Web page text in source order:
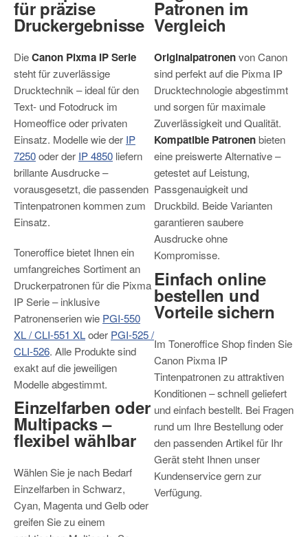
für präzise
Druckergebnisse
DieCanon Pixma IP Serie
steht für zuverlässige
Drucktechnik – ideal für den
Text- und Fotodruck im
Homeoffice oder privaten
Einsatz. Modelle wie der IP
7250oder der IP 4850 liefern
brillante Ausdrucke –
vorausgesetzt, die passenden
Tintenpatronen kommen zum
Einsatz.
Toneroffice bietet Ihnen ein
umfangreiches Sortiment an
Druckerpatronen für die Pixma
IP Serie – inklusive
Patronenserien wie PGI-550
XL / CLI-551 XLoder PGI-525 /
CLI-526. Alle Produkte sind
exakt auf die jeweiligen
Modelle abgestimmt.
Einzelfarben oder
Multipacks –
flexibel wählbar
Wählen Sie je nach Bedarf
Einzelfarben in Schwarz,
Cyan, Magenta und Gelb oder
greifen Sie zu einem
Patronen im
Vergleich
Originalpatronenvon Canon
sind perfekt auf die Pixma IP
Drucktechnologie abgestimmt
und sorgen für maximale
Zuverlässigkeit und Qualität.
Kompatible Patronenbieten
eine preiswerte Alternative –
getestet auf Leistung,
Passgenauigkeit und
Druckbild. Beide Varianten
garantieren saubere
Ausdrucke ohne
Kompromisse.
Einfach online
bestellen und
Vorteile sichern
Im Toneroffice Shop finden Sie
Canon Pixma IP
Tintenpatronen zu attraktiven
Konditionen – schnell geliefert
und einfach bestellt. Bei Fragen
rund um Ihre Bestellung oder
den passenden Artikel für Ihr
Gerät steht Ihnen unser
Kundenservice gern zur
Verfügung.